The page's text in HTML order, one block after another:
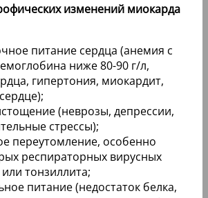
изменений миокарда
питание сердца (анемия с
ниже 80-90 г/л,
гипертония, миокардит,
(неврозы, депрессии,
стрессы);
переутомление, особенно
респираторных вирусных
тонзиллита;
питание (недостаток белка,